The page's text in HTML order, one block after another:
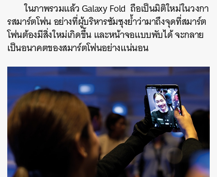
ในภาพรวมแล้ว Galaxy Fold ถือเป็นมิติใหม่ในวงกา
รสมาร์ตโฟน อย่างที่ผู้บริหารซัมซุงย้ำว่ามาถึงจุดที่สมาร์ต
โฟนต้องมีสิ่งใหม่เกิดขึ้น และหน้าจอแบบพับได้ จะกลาย
เป็นอนาคตของสมาร์ตโฟนอย่างแน่นอน